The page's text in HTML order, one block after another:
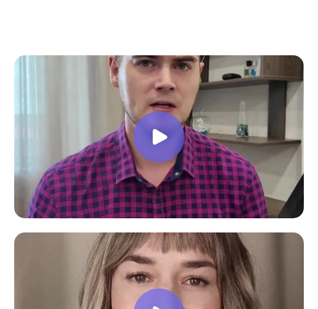
доволен, в работе всё пригодилось!